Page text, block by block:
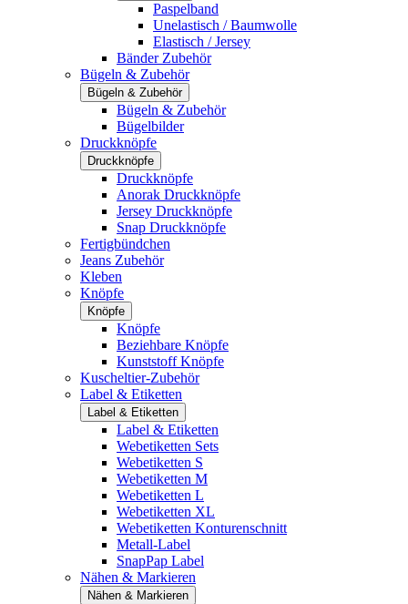
Paspelband
Unelastisch / Baumwolle
Elastisch / Jersey
Bänder Zubehör
Bügeln & Zubehör
Bügeln & Zubehör
Bügeln & Zubehör
Bügelbilder
Druckknöpfe
Druckknöpfe
Druckknöpfe
Anorak Druckknöpfe
Jersey Druckknöpfe
Snap Druckknöpfe
Fertigbündchen
Jeans Zubehör
Kleben
Knöpfe
Knöpfe
Knöpfe
Beziehbare Knöpfe
Kunststoff Knöpfe
Kuscheltier-Zubehör
Label & Etiketten
Label & Etiketten
Label & Etiketten
Webetiketten Sets
Webetiketten S
Webetiketten M
Webetiketten L
Webetiketten XL
Webetiketten Konturenschnitt
Metall-Label
SnapPap Label
Nähen & Markieren
Nähen & Markieren